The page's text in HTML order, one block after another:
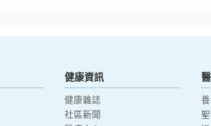
健康資訊
健康雜誌
社區新聞